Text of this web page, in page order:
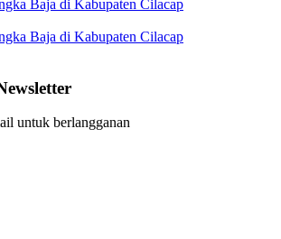
Baja di Kabupaten Cilacap
Baja di Kabupaten Cilacap
untuk berlangganan